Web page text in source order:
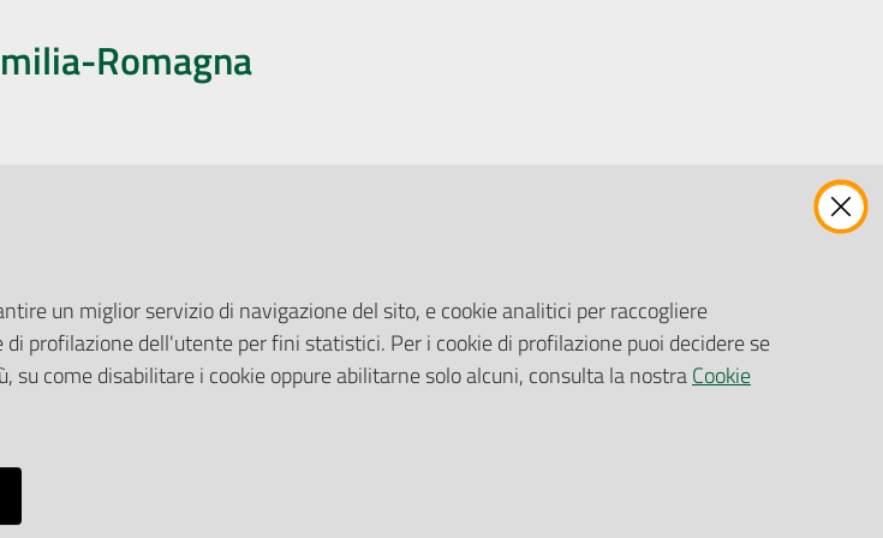
Romagna
Pubblicità legale
Albo Pretorio
Privacy Policy
Attuazione Misure PNRR
Gare e Appalti
Richiesta Patrocinio
un miglior servizio di navigazione del sito, e cookie analitici per raccogliere
profilazione dell'utente per fini statistici. Per i cookie di profilazione puoi decidere se
come disabilitare i cookie oppure abilitarne solo alcuni, consulta la nostraCookie